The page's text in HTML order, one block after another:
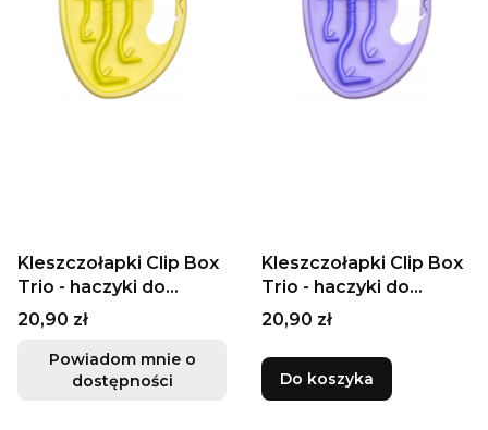
Kleszczołapki Clip Box
Trio - haczyki do
usuwania kleszczy,
żółte
Cena
20,90 zł
Powiadom mnie o
dostępności
Kleszczołapki Clip Box
Trio - haczyki do
usuwania kleszczy,
fioletowe
Cena
20,90 zł
Do koszyka